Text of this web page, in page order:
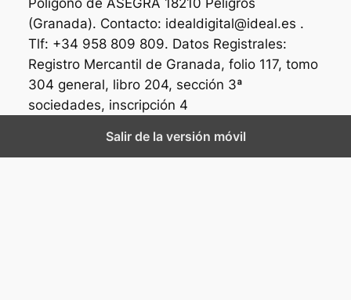
Polígono de ASEGRA 18210 Peligros
(Granada). Contacto: idealdigital@ideal.es .
Tlf: +34 958 809 809. Datos Registrales:
Registro Mercantil de Granada, folio 117, tomo
304 general, libro 204, sección 3ª
sociedades, inscripción 4
Salir de la versión móvil